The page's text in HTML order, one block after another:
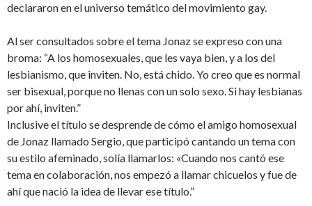
declararon en el universo temático del movimiento gay.
Al ser consultados sobre el tema Jonaz se expreso con una
broma: “A los homosexuales, que les vaya bien, y a los del
lesbianismo, que inviten. No, está chido. Yo creo que es normal
ser bisexual, porque no llenas con un solo sexo. Si hay lesbianas
por ahí, inviten.”
Inclusive el título se desprende de cómo el amigo homosexual
de Jonaz llamado Sergio, que participó cantando un tema con
su estilo afeminado, solía llamarlos: «Cuando nos cantó ese
tema en colaboración, nos empezó a llamar chicuelos y fue de
ahí que nació la idea de llevar ese título.”